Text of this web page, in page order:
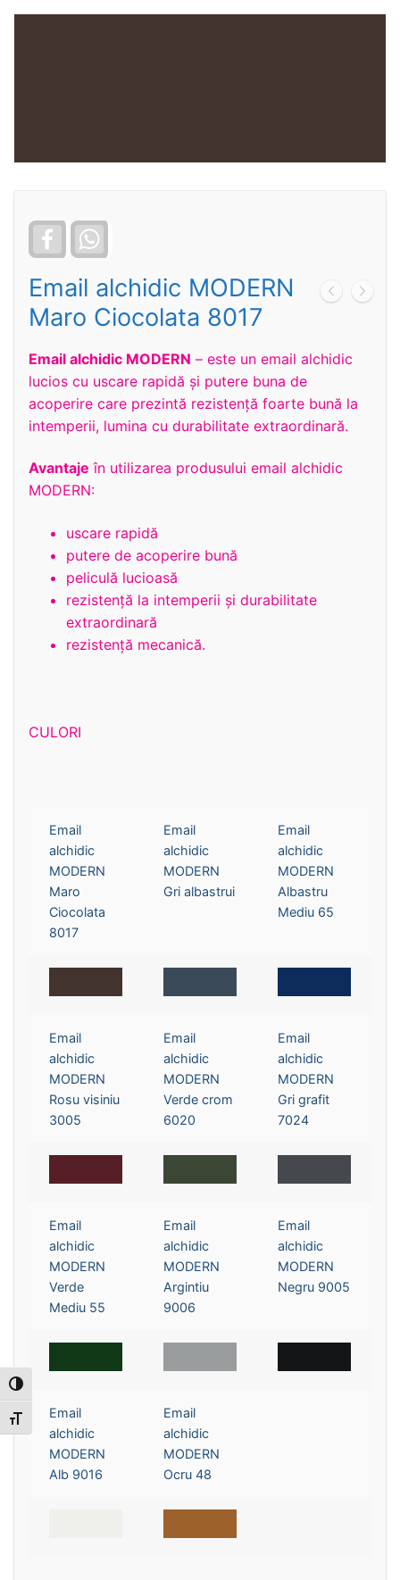
Toggle High Contrast
Toggle Font size
Facebook
Email alchidic MODERN
Maro Ciocolata 8017
Email alchidic MODERN – este un email alchidic
lucios cu uscare rapidă și putere buna de
acoperire care prezintă rezistență foarte bună la
intemperii, lumina cu durabilitate extraordinară.
Avantaje în utilizarea produsului email alchidic
MODERN:
uscare rapidă
putere de acoperire bună
peliculă lucioasă
rezistenţă la intemperii și durabilitate
extraordinară
rezistență mecanică.
CULORI
Email
alchidic
MODERN
Maro
Ciocolata
8017
Email
alchidic
MODERN
Gri albastrui
Email
alchidic
MODERN
Albastru
Mediu 65
Email
alchidic
MODERN
Rosu visiniu
3005
Email
alchidic
MODERN
Verde crom
6020
Email
alchidic
MODERN
Gri grafit
7024
Email
alchidic
MODERN
Verde
Mediu 55
Email
alchidic
MODERN
Argintiu
9006
Email
alchidic
MODERN
Negru 9005
Email
alchidic
MODERN
Alb 9016
Email
alchidic
MODERN
Ocru 48